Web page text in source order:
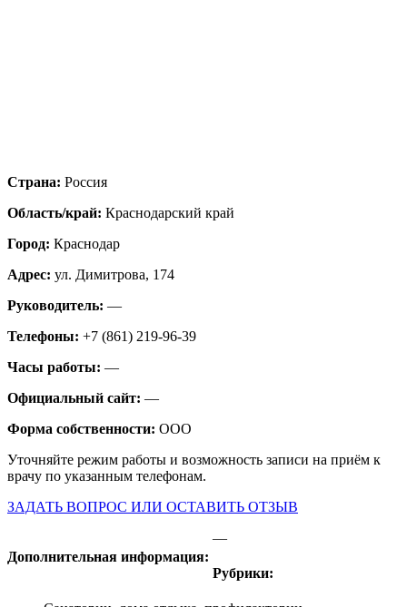
Страна: Россия
Область/край: Краснодарский край
Город: Краснодар
Адрес: ул. Димитрова, 174
Руководитель: —
Телефоны: +7 (861) 219-96-39
Часы работы: —
Официальный сайт: —
Форма собственности: ООО
Уточняйте режим работы и возможность записи на приём к
врачу по указанным телефонам.
ЗАДАТЬ ВОПРОС ИЛИ ОСТАВИТЬ ОТЗЫВ
Дополнительная информация:
—
Рубрики: